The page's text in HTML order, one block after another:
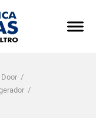
/
/